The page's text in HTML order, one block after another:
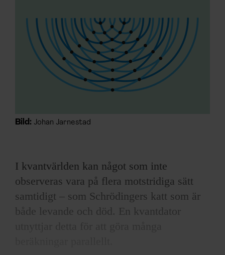
LYSSNA/PODD
EVENEMANG & RESOR
KONTAKTA F&F
PRENUMERERA PÅ F&F
ANNONSERA I F&F
Bild: Johan Jarnestad
I kvantvärlden kan något som inte
observeras vara på flera motstridiga sätt
samtidigt – som Schrödingers katt som är
både levande och död. En kvantdator